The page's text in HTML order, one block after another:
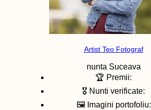
Artist Teo Fotograf
nunta Suceava
🏆 Premii:
🎖️ Nunti verificate:
🖼️ Imagini portofoliu: